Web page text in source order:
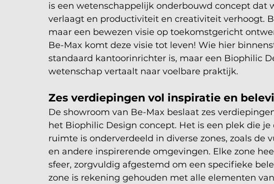
is een wetenschappelijk onderbouwd concept dat
verlaagt en productiviteit en creativiteit verhoogt.
maar een bewezen visie op toekomstgericht
Be-Max komt deze visie tot leven! Wie hier
standaard kantoorinrichter is, maar een Biophilic
wetenschap vertaalt naar voelbare praktijk.
Zes verdiepingen vol inspiratie en
De showroom van Be-Max beslaat zes
het Biophilic Design concept. Het is een plek die
ruimte is onderverdeeld in diverse zones, zoals de
en andere inspirerende omgevingen. Elke zone
sfeer, zorgvuldig afgestemd om een specifieke
zone is rekening gehouden met alle elementen